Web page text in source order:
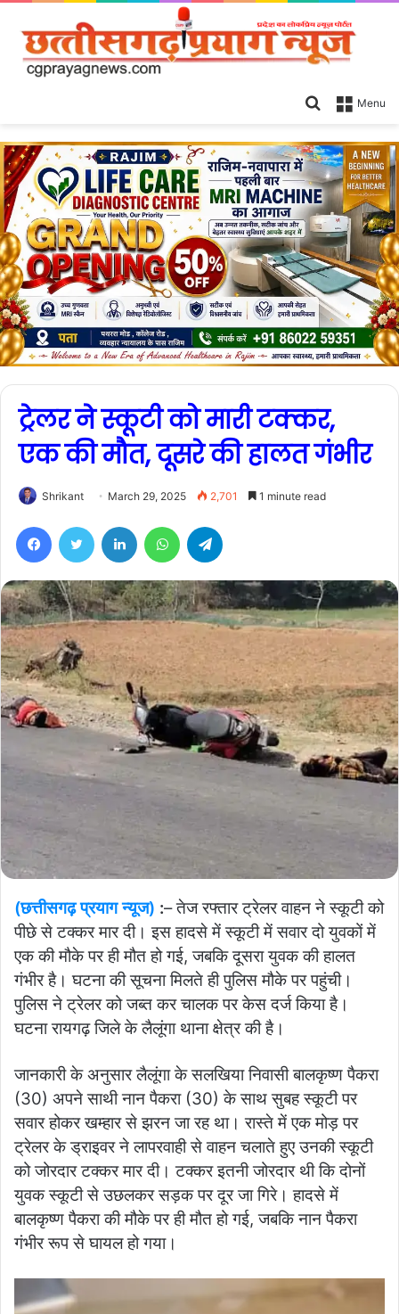
Menu
Search
ट्रेलर ने स्कूटी को मारी टक्कर,
एक की मौत, दूसरे की हालत गंभीर
Shrikant March 29, 2025 2,701 1 minute read
(छत्तीसगढ़ प्रयाग न्यूज) :– तेज रफ्तार ट्रेलर वाहन ने स्कूटी को
पीछे से टक्कर मार दी। इस हादसे में स्कूटी में सवार दो युवकों में
एक की मौके पर ही मौत हो गई, जबकि दूसरा युवक की हालत
गंभीर है। घटना की सूचना मिलते ही पुलिस मौके पर पहुंची।
पुलिस ने ट्रेलर को जब्त कर चालक पर केस दर्ज किया है।
घटना रायगढ़ जिले के लैलूंगा थाना क्षेत्र की है।
जानकारी के अनुसार लैलूंगा के सलखिया निवासी बालकृष्ण पैकरा
(30) अपने साथी नान पैकरा (30) के साथ सुबह स्कूटी पर
सवार होकर खम्हार से झरन जा रह था। रास्ते में एक मोड़ पर
ट्रेलर के ड्राइवर ने लापरवाही से वाहन चलाते हुए उनकी स्कूटी
को जोरदार टक्कर मार दी। टक्कर इतनी जोरदार थी कि दोनों
युवक स्कूटी से उछलकर सड़क पर दूर जा गिरे। हादसे में
बालकृष्ण पैकरा की मौके पर ही मौत हो गई, जबकि नान पैकरा
गंभीर रूप से घायल हो गया।